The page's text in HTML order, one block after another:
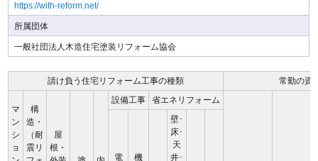
https://with-reform.net/
所属団体
一般社団法人木造住宅塗装リフォーム協会
請け負う住宅リフォーム工事の種類 常勤の資
マ
ン
シ
ョ
構
造・
（耐
震リ
屋
根・
設備工事 省エネリフォーム
電
機
壁･
床･
天
井･